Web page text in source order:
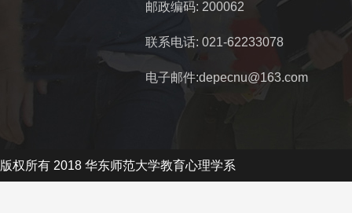
邮政编码: 200062
联系电话: 021-62233078
电子邮件:depecnu@163.com
版权所有 2018 华东师范大学教育心理学系